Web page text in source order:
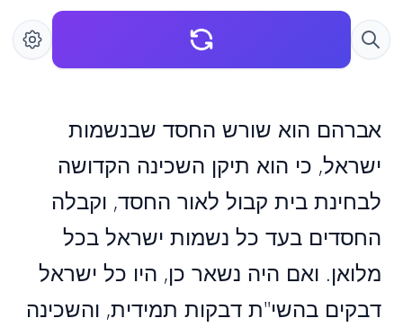
אברהם הוא שורש החסד שבנשמות
ישראל, כי הוא תיקן השכינה הקדושה
לבחינת בית קבול לאור החסד, וקבלה
החסדים בעד כל נשמות ישראל בכל
מלואן. ואם היה נשאר כן, היו כל ישראל
דבקים בהשי"ת דבקות תמידית, והשכינה